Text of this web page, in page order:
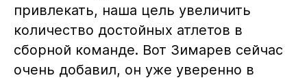
привлекать, наша цель увеличить
количество достойных атлетов в
сборной команде. Вот Зимарев сейчас
очень добавил, он уже уверенно в